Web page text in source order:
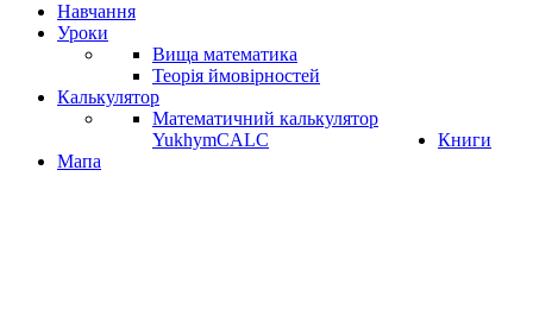
Навчання
Уроки
Вища математика
Теорія ймовірностей
Калькулятор
Математичний калькулятор
YukhymCALC
Книги
Мапа